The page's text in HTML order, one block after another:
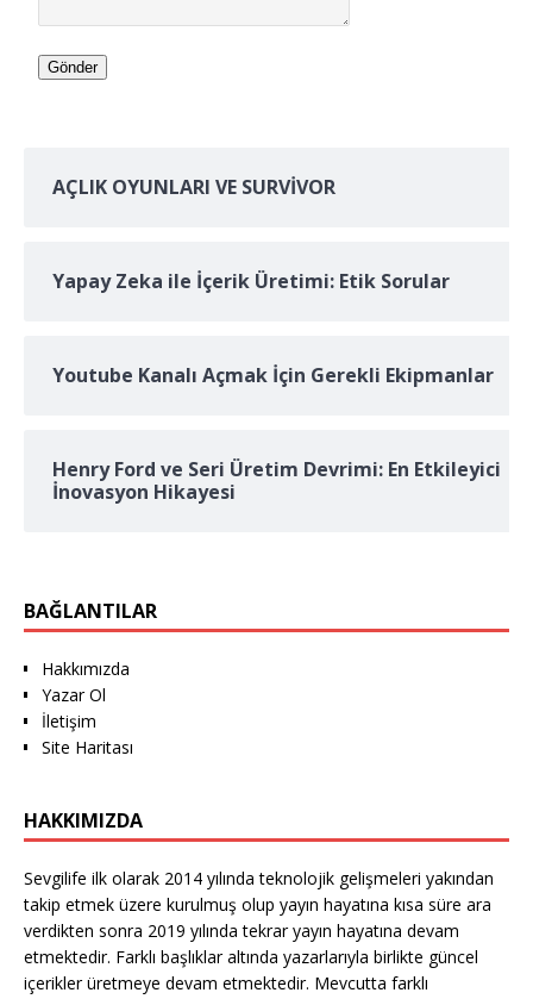
Gönder
AÇLIK OYUNLARI VE SURVİVOR
Yapay Zeka ile İçerik Üretimi: Etik Sorular
Youtube Kanalı Açmak İçin Gerekli Ekipmanlar
Henry Ford ve Seri Üretim Devrimi: En Etkileyici
İnovasyon Hikayesi
BAĞLANTILAR
Hakkımızda
Yazar Ol
İletişim
Site Haritası
HAKKIMIZDA
Sevgilife ilk olarak 2014 yılında teknolojik gelişmeleri yakından
takip etmek üzere kurulmuş olup yayın hayatına kısa süre ara
verdikten sonra 2019 yılında tekrar yayın hayatına devam
etmektedir. Farklı başlıklar altında yazarlarıyla birlikte güncel
içerikler üretmeye devam etmektedir. Mevcutta farklı